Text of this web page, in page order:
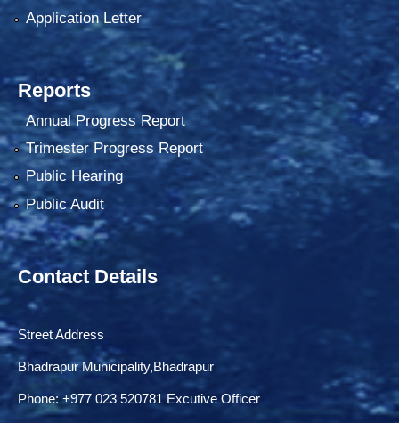
Application Letter
Reports
Annual Progress Report
Trimester Progress Report
Public Hearing
Public Audit
Contact Details
Street Address
Bhadrapur Municipality,Bhadrapur
Phone: ‌+977 023 520781 Excutive Officer